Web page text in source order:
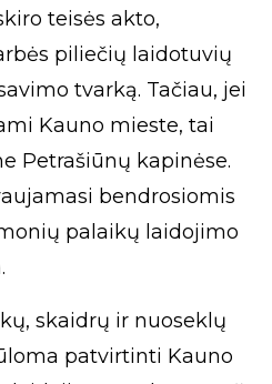
teisės akto,
piliečių laidotuvių
tvarką. Tačiau, jei
Kauno mieste, tai
Petrašiūnų kapinėse.
bendrosiomis
palaikų laidojimo
skaidrų ir nuoseklų
patvirtinti Kauno